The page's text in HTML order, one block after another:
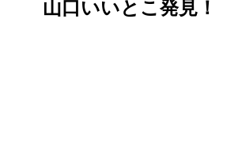
山口いいとこ発見！